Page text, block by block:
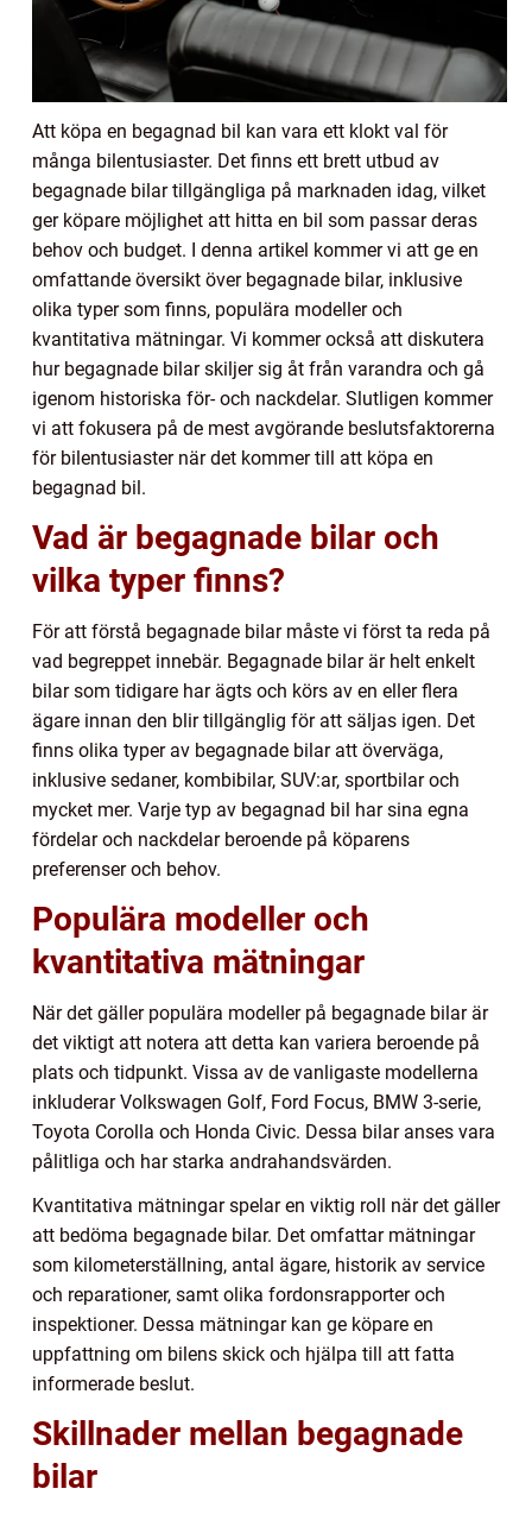
Att köpa en begagnad bil kan vara ett klokt val för
många bilentusiaster. Det finns ett brett utbud av
begagnade bilar tillgängliga på marknaden idag, vilket
ger köpare möjlighet att hitta en bil som passar deras
behov och budget. I denna artikel kommer vi att ge en
omfattande översikt över begagnade bilar, inklusive
olika typer som finns, populära modeller och
kvantitativa mätningar. Vi kommer också att diskutera
hur begagnade bilar skiljer sig åt från varandra och gå
igenom historiska för- och nackdelar. Slutligen kommer
vi att fokusera på de mest avgörande beslutsfaktorerna
för bilentusiaster när det kommer till att köpa en
begagnad bil.
Vad är begagnade bilar och
vilka typer finns?
För att förstå begagnade bilar måste vi först ta reda på
vad begreppet innebär. Begagnade bilar är helt enkelt
bilar som tidigare har ägts och körs av en eller flera
ägare innan den blir tillgänglig för att säljas igen. Det
finns olika typer av begagnade bilar att överväga,
inklusive sedaner, kombibilar, SUV:ar, sportbilar och
mycket mer. Varje typ av begagnad bil har sina egna
fördelar och nackdelar beroende på köparens
preferenser och behov.
Populära modeller och
kvantitativa mätningar
När det gäller populära modeller på begagnade bilar är
det viktigt att notera att detta kan variera beroende på
plats och tidpunkt. Vissa av de vanligaste modellerna
inkluderar Volkswagen Golf, Ford Focus, BMW 3-serie,
Toyota Corolla och Honda Civic. Dessa bilar anses vara
pålitliga och har starka andrahandsvärden.
Kvantitativa mätningar spelar en viktig roll när det gäller
att bedöma begagnade bilar. Det omfattar mätningar
som kilometerställning, antal ägare, historik av service
och reparationer, samt olika fordonsrapporter och
inspektioner. Dessa mätningar kan ge köpare en
uppfattning om bilens skick och hjälpa till att fatta
informerade beslut.
Skillnader mellan begagnade
bilar